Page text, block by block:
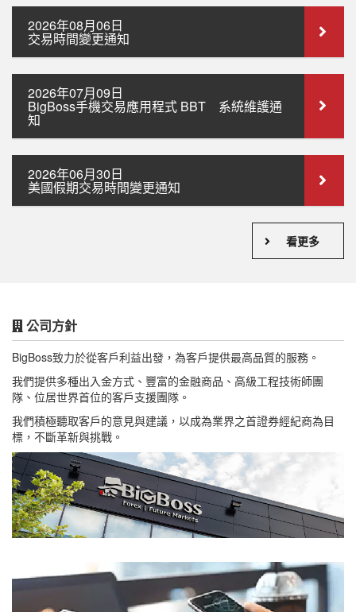
2026年08月06日
交易時間變更通知
2026年07月09日
BigBoss手機交易應用程式 BBT 系統維護通
知
2026年06月30日
美國假期交易時間變更通知
看更多
公司方針
BigBoss致力於從客戶利益出發，為客戶提供最高品質的服務。
我們提供多種出入金方式、豐富的金融商品、高級工程技術師團
隊、位居世界首位的客戶支援團隊。
我們積極聽取客戶的意見與建議，以成為業界之首證券經紀商為目
標，不斷革新與挑戰。